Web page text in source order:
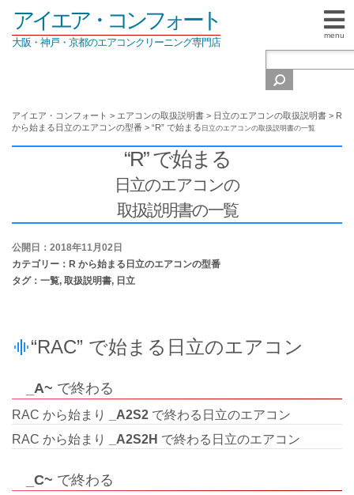
menu
アイエア・コンフォート
大阪・神戸・京都のエアコンクリーニング専門店
アイエア・コンフォート > エアコンの取扱説明書 > 日立のエアコンの取扱説明書 > R
から始まる日立のエアコンの型番 > “R” で始まる 日立のエアコンの取扱説明書の一覧
“R” で始まる
日立のエアコンの
取扱説明書の一覧
公開日：2018年11月02日
カテゴリー： R から始まる日立のエアコンの型番
タグ： 一覧, 取扱説明書, 日立
“RAC” で始まる日立のエアコン
_A~ で終わる
RAC から始まり _A2S2 で終わる日立のエアコン
RAC から始まり
_A2S2H で終わる日立のエアコン
_C~ で終わる